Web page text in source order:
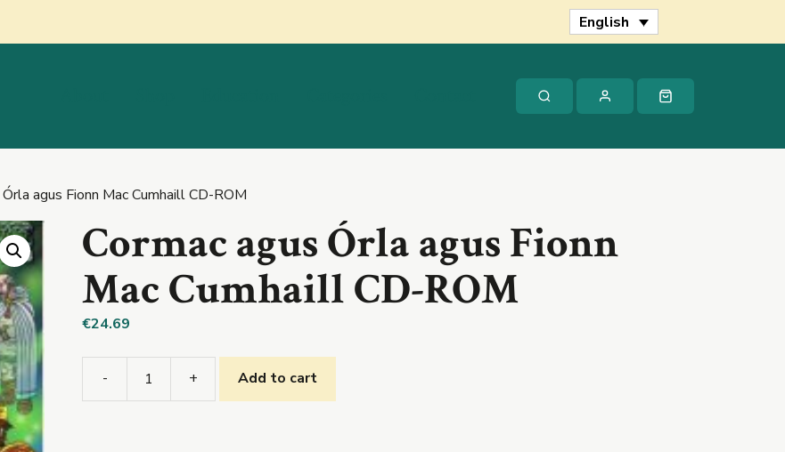
English
agus Fionn Mac Cumhaill CD-ROM
Cormac agus Órla agus Fionn
Mac Cumhaill CD-ROM
€24.69
- + Add to cart
quantity